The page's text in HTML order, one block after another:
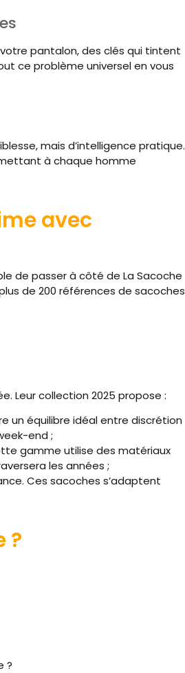
pantalon, des clés qui tintent
ce problème universel en vous
mais d’intelligence pratique.
à chaque homme
avec
de passer à côté de La Sacoche
de 200 références de sacoches
Leur collection 2025 propose :
un équilibre idéal entre discrétion
end ;
gamme utilise des matériaux
les années ;
Ces sacoches s’adaptent
?
?